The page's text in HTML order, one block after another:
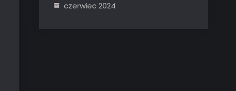
czerwiec 2024